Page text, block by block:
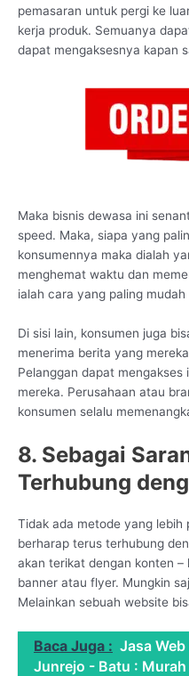
pemasaran untuk pergi ke
kerja produk. Semuanya
dapat mengaksesnya kapan
Maka bisnis dewasa ini
speed. Maka, siapa yang
konsumennya maka dialah
menghemat waktu dan
ialah cara yang paling mudah
Di sisi lain, konsumen juga
menerima berita yang
Pelanggan dapat
mereka. Perusahaan atau
konsumen selalu
8. Sebagai
Terhubung
Tidak ada metode yang lebih
berharap terus terhubung
akan terikat dengan konten
banner atau flyer. Mungkin
Melainkan sebuah website
Baca Juga : Jasa
Junrejo - Batu :